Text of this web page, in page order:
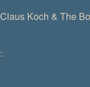
Claus Koch & The